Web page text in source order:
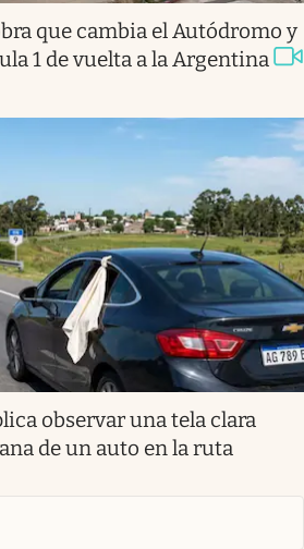
que cambia el Autódromo y
1 de vuelta a la Argentina
observar una tela clara
de un auto en la ruta